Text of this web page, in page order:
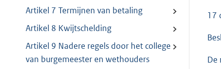
Artikel 7 Termijnen van betaling
Artikel 8 Kwijtschelding
Artikel 9 Nadere regels door het college
van burgemeester en wethouders
17
De